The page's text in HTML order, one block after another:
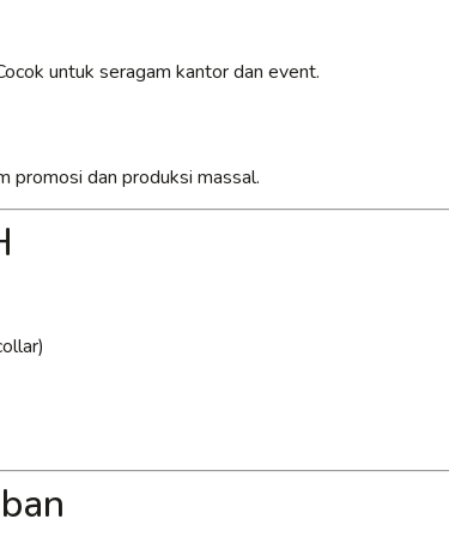
untuk seragam kantor dan event.
promosi dan produksi massal.